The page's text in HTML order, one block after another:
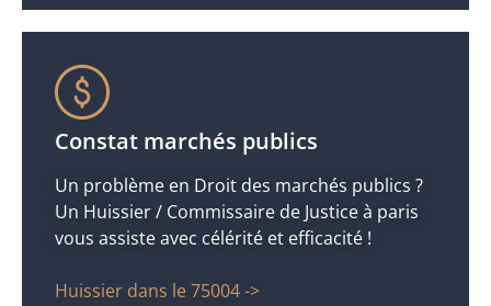
Constat marchés publics
Un problème en Droit des marchés publics ?
Un Huissier / Commissaire de Justice à paris
vous assiste avec célérité et efficacité !
Huissier dans le 75004 ->